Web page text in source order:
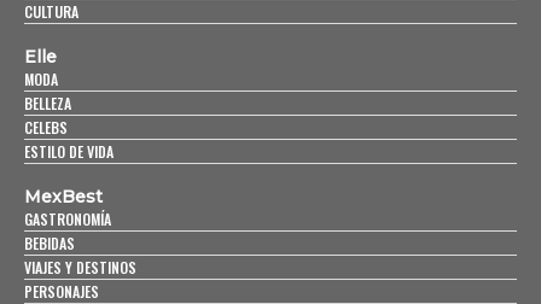
CULTURA
Elle
MODA
BELLEZA
CELEBS
ESTILO DE VIDA
MexBest
GASTRONOMÍA
BEBIDAS
VIAJES Y DESTINOS
PERSONAJES